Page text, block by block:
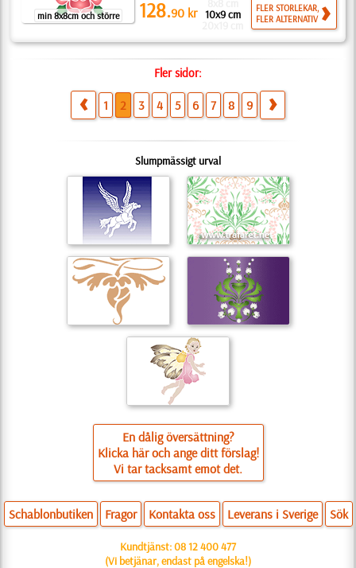
min 8x8cm och större 128.90 kr 10x9 cm
FLER STORLEKAR,
FLER ALTERNATIV
Fler sidor:
1 2 3 4 5 6 7 8 9
Slumpmässigt urval
En dålig översättning?
Klicka här och ange ditt förslag!
Vi tar tacksamt emot det.
Schablonbutiken Fragor Kontakta oss Leverans i Sverige Sök
Kundtjänst:08 12 400 477
(Vi betjänar, endast på engelska!)